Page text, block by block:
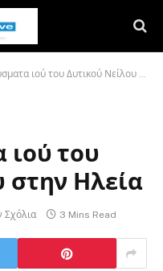
ιού του Δυτικού Νείλου στην Ηλεία
ιού του
στην Ηλεία
Σχόλια 3 Mins Read